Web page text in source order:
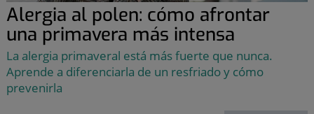
Alergia al polen: cómo afrontar
una primavera más intensa
La alergia primaveral está más fuerte que nunca.
Aprende a diferenciarla de un resfriado y cómo
prevenirla